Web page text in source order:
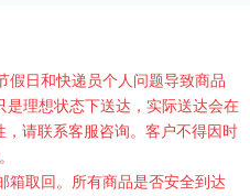
日和快递员个人问题导致商品
理想状态下送达，实际送达会在
请联系客服咨询。客户不得因时
取回。所有商品是否安全到达